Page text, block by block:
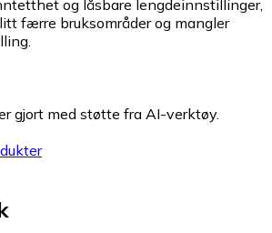
og låsbare lengdeinnstillinger,
færre bruksområder og mangler
gjort med støtte fra AI-verktøy.